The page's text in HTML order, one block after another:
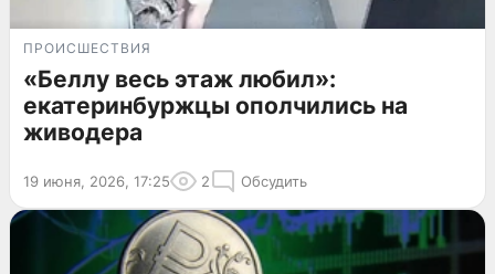
ПРОИСШЕСТВИЯ
«Беллу весь этаж любил»:
екатеринбуржцы ополчились на
живодера
19 июня, 2026, 17:25 2 Обсудить